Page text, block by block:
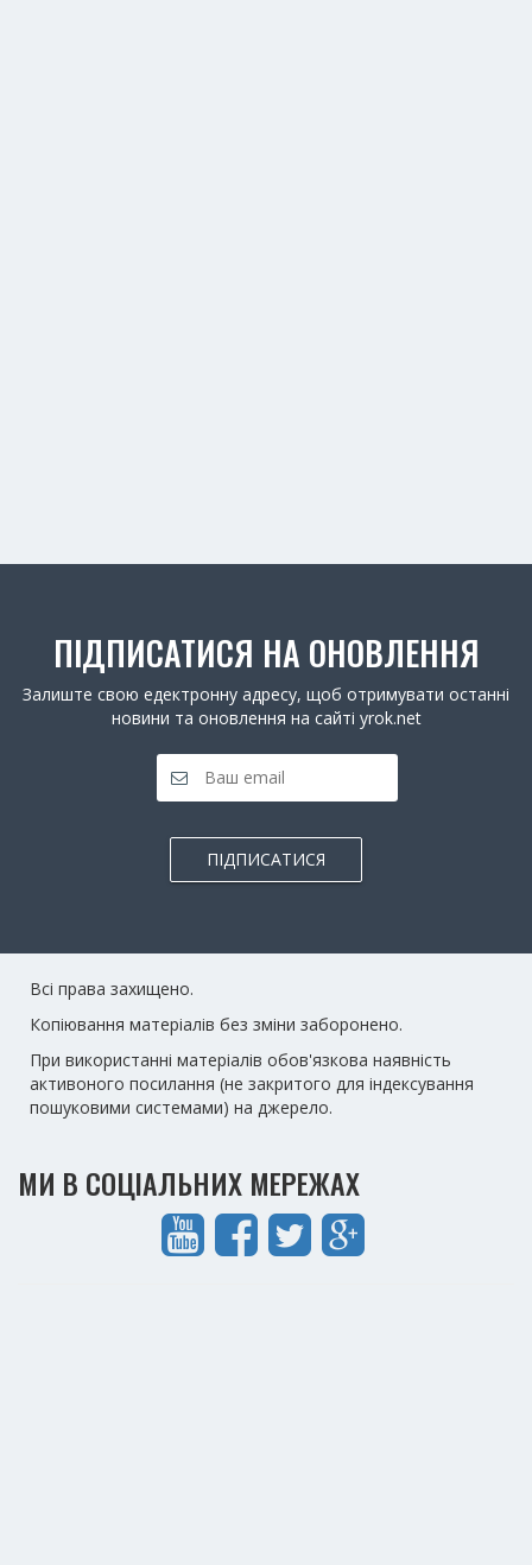
ПІДПИСАТИСЯ НА ОНОВЛЕННЯ
Залиште свою едектронну адресу, щоб отримувати останні
новини та оновлення на сайті yrok.net
ПІДПИСАТИСЯ
Всі права захищено.
Копіювання матеріалів без зміни заборонено.
При використанні матеріалів обов'язкова наявність
активоного посилання (не закритого для індексування
пошуковими системами) на джерело.
МИ В СОЦІАЛЬНИХ МЕРЕЖАХ